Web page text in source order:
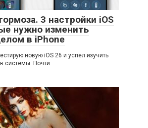
3 настройки iOS
нужно изменить
в iPhone
новую iOS 26 и успел изучить
системы. Почти